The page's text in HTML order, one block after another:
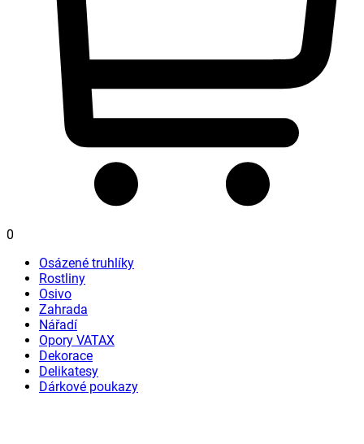
0
Osázené truhlíky
Rostliny
Osivo
Zahrada
Nářadí
Opory VATAX
Dekorace
Delikatesy
Dárkové poukazy